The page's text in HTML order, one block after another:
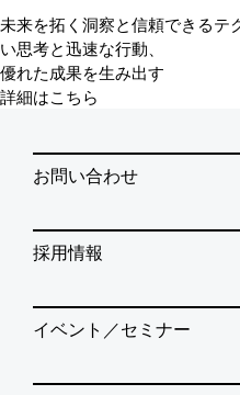
未来を拓く洞察と信頼できるテ
い思考と迅速な行動、
優れた成果を生み出す
詳細はこちら
お問い合わせ
採用情報
イベント／セミナー